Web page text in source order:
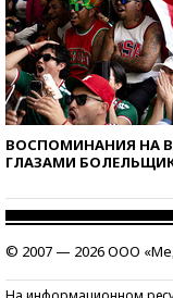
ВОСПОМИНАНИЯ НА
ГЛАЗАМИ
© 2007 — 2026 ООО